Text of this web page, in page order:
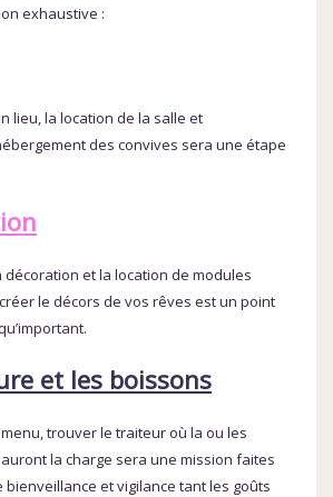
exhaustive :
lieu, la location de la salle et
des convives sera une étape
décoration et la location de modules
le décors de vos rêves est un point
et les boissons
menu, trouver le traiteur où la ou les
la charge sera une mission faites
bienveillance et vigilance tant les goûts